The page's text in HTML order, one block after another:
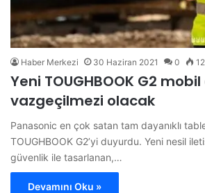
Haber Merkezi 30 Haziran 2021 0 12
Yeni TOUGHBOOK G2
vazgeçilmezi olacak
Panasonic en çok satan tam dayanıklı
TOUGHBOOK G2’yi duyurdu. Yeni nesil
güvenlik ile tasarlanan,…
Devamını Oku »